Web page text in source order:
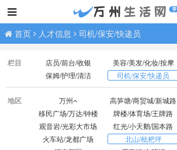
首页 人才信息 司机/保安/快递员
栏目 店员/前台/收银 美容/美发/化妆/按摩
保姆/护理/清洁
司机/保安/快递员
技工/普工
业务/销售/营销
财会/出纳/库管
经营/行政/人事/后勤
医生/护士
网络/电商/代练
在校生/实习
无具体意向求职
地区 万州 高笋塘/商贸城/新城路
移民广场/万达/钟楼
牌楼/体育场/王牌路
观音岩/光彩大市场
红光/小天鹅/国本路
火车站/龙都广场
北山/枇杷坪